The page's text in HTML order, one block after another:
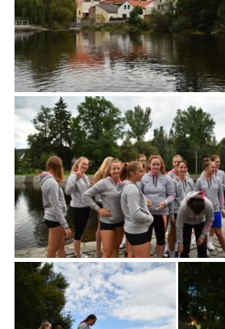
Turnaj v
Kralupech
5.
června
2021